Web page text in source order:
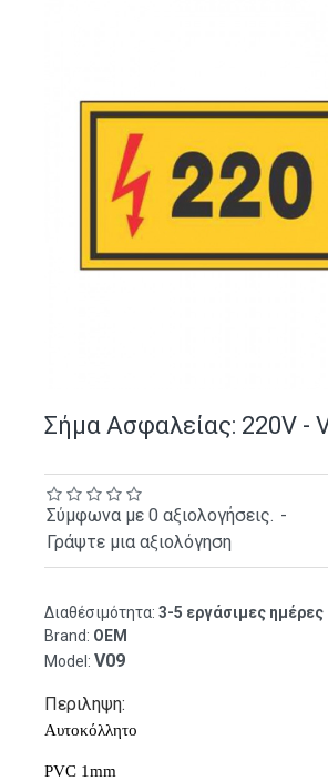
Σήμα Ασφαλείας: 220V -
Διαθέσιμότητα: 3-5 εργάσιμες ημέρες
Brand: OEM
Model: V09
Σύμφωνα με 0 αξιολογήσεις. -
Γράψτε μια αξιολόγηση
Περιληψη:
Αυτοκόλλητο
PVC 1mm